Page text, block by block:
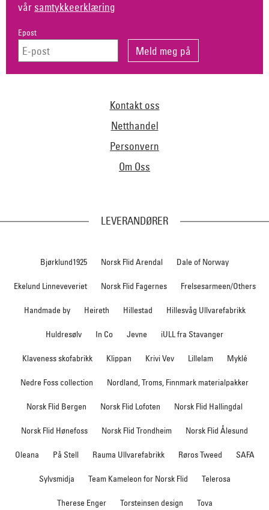
vår samtykkeerklæring
Epost
Kontakt oss
Netthandel
Personvern
Om Oss
LEVERANDØRER
Bjørklund1925 Norsk Flid Arendal Dale of Norway
Ekelund Linneveveriet Norsk Flid Fagernes Frelsesarmeen/Others
Handmade by Heireth Hillestad Hillesvåg Ullvarefabrikk
Huldresølv In Co Jevne iULL fra Stavanger
Klaveness skofabrikk Klippan Krivi Vev Lillelam Myklé
Nedre Foss collection Nordland, Troms, Finnmark materialpakker
Norsk Flid Bergen Norsk Flid Lofoten Norsk Flid Hallingdal
Norsk Flid Hønefoss Norsk Flid Trondheim Norsk Flid Ålesund
Oleana På Stell Rauma Ullvarefabrikk Røros Tweed SAFA
Sylvsmidja Team Kameleon for Norsk Flid Telerosa
Therese Enger Torsteinsen design Tova